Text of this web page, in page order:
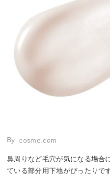
By:cosme.com
鼻周りなど毛穴が気になる場合
ている部分用下地がぴったりで